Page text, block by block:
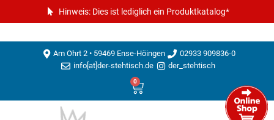
Hinweis: Dies ist lediglich ein Produktkatalog*
Am Ohrt 2 • 59469 Ense-Höingen
02933 909836-0
info[at]der-stehtisch.de
der_stehtisch
0